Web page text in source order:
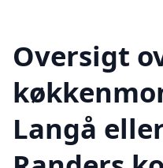
Oversigt
Langå